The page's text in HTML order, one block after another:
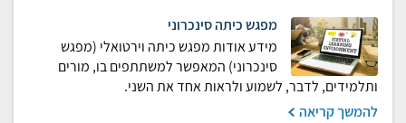
מפגש כיתה סינכרוני
מידע אודות מפגש כיתה וירטואלי (מפגש
סינכרוני) המאפשר למשתתפים בו, מורים
ותלמידים, לדבר, לשמוע ולראות אחד את השני.
להמשך קריאה